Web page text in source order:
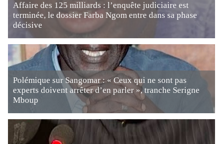
Affaire des 125 milliards : l’enquête judiciaire est
terminée, le dossier Farba Ngom entre dans sa phase
décisive
Polémique sur Sangomar : « Ceux qui ne sont pas
experts doivent arrêter d’en parler », tranche Serigne
Mboup